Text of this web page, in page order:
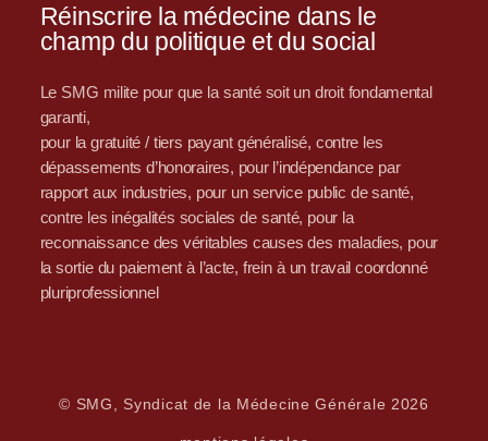
Réinscrire la médecine dans le
champ du politique et du social
Le SMG milite pour que la santé soit un droit fondamental
garanti,
pour la gratuité / tiers payant généralisé, contre les
dépassements d’honoraires, pour l’indépendance par
rapport aux industries, pour un service public de santé,
contre les inégalités sociales de santé, pour la
reconnaissance des véritables causes des maladies, pour
la sortie du paiement à l’acte, frein à un travail coordonné
pluriprofessionnel
© SMG, Syndicat de la Médecine Générale 2026